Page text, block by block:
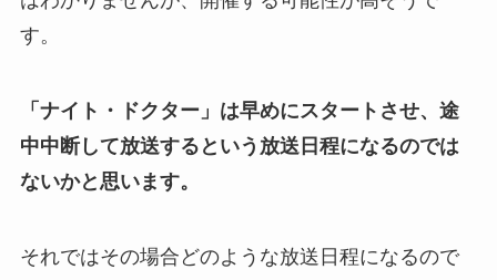
す。
「ナイト・ドクター」は早めにスタートさせ、途
中中断して放送するという放送日程になるのでは
ないかと思います。
それではその場合どのような放送日程になるので